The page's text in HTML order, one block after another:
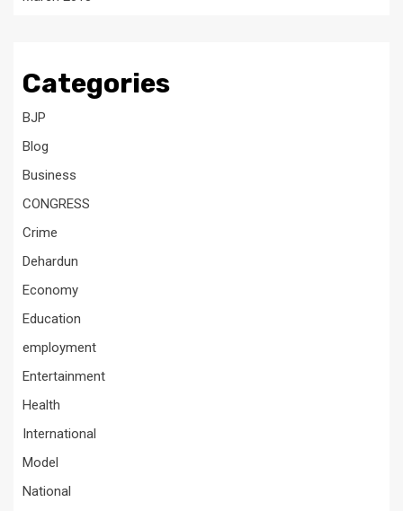
Categories
BJP
Blog
Business
CONGRESS
Crime
Dehardun
Economy
Education
employment
Entertainment
Health
International
Model
National